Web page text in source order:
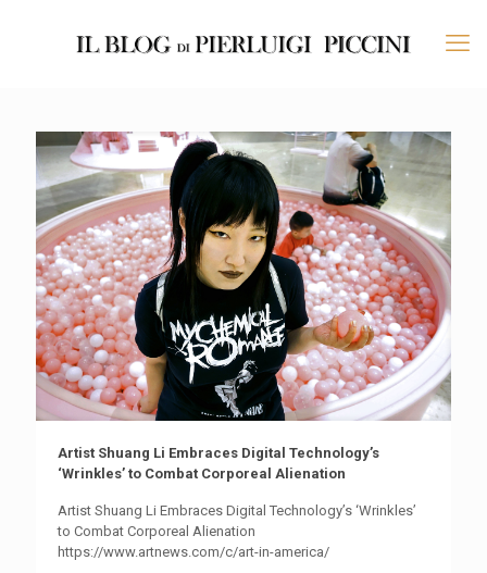
Artist Shuang Li Embraces Digital Technology’s
‘Wrinkles’ to Combat Corporeal Alienation
Artist Shuang Li Embraces Digital Technology’s ‘Wrinkles’
to Combat Corporeal Alienation
https://www.artnews.com/c/art-in-america/